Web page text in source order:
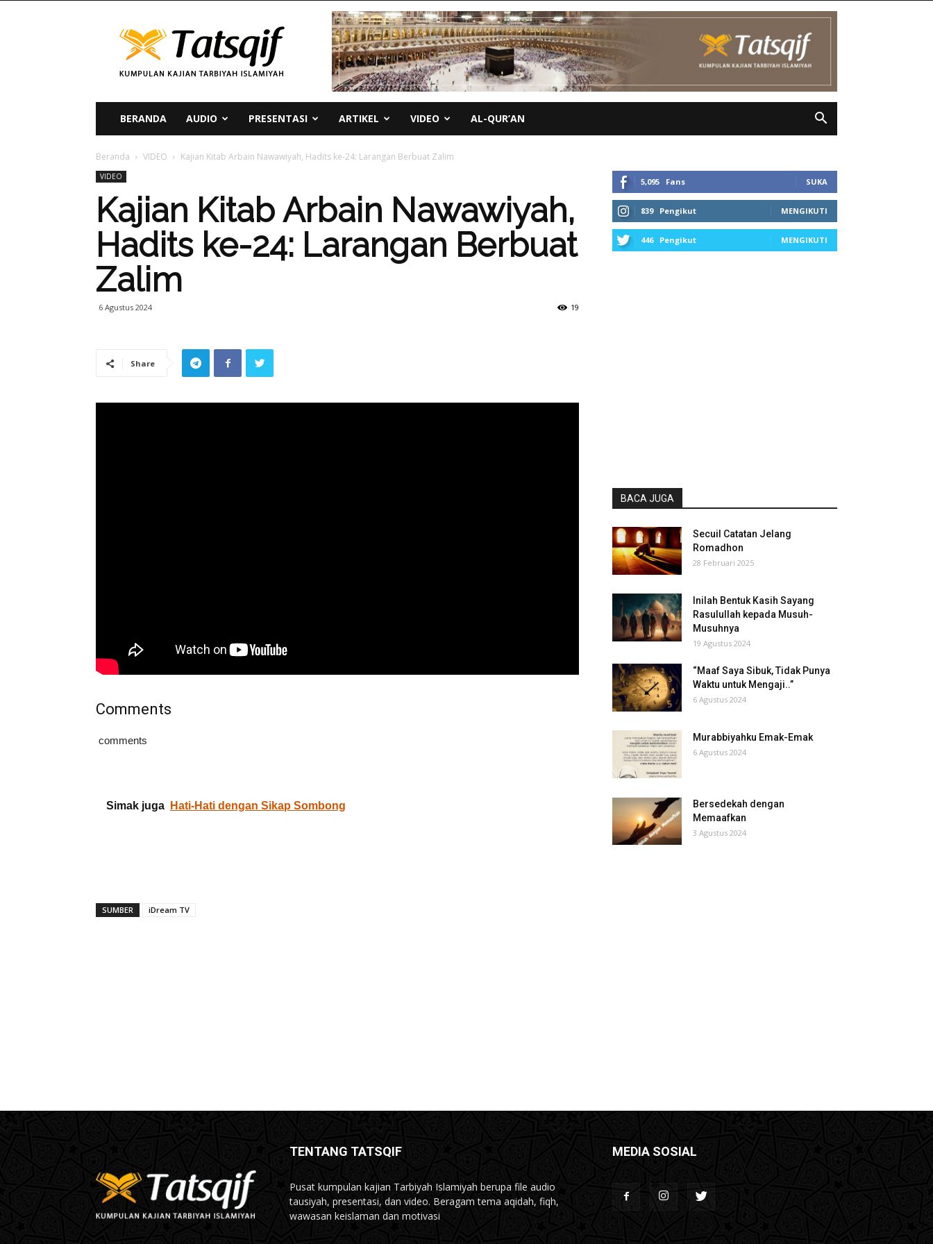
Tatsqif
BERANDA AUDIO PRESENTASI ARTIKEL VIDEO AL-QUR’AN
Beranda VIDEO Kajian Kitab Arbain Nawawiyah, Hadits ke-24: Larangan Berbuat Zalim
VIDEO
Kajian Kitab Arbain Nawawiyah,
Hadits ke-24: Larangan Berbuat
Zalim
6 Agustus 2024 19
Share
Comments
comments
Simak juga Hati-Hati dengan Sikap Sombong
SUMBER iDream TV
5,095 Fans SUKA
839 Pengikut MENGIKUTI
446 Pengikut MENGIKUTI
BACA JUGA
Secuil Catatan Jelang
Romadhon
28 Februari 2025
Inilah Bentuk Kasih Sayang
Rasulullah kepada Musuh-
Musuhnya
19 Agustus 2024
“Maaf Saya Sibuk, Tidak Punya
Waktu untuk Mengaji..”
6 Agustus 2024
Murabbiyahku Emak-Emak
6 Agustus 2024
Bersedekah dengan
Memaafkan
3 Agustus 2024
TENTANG TATSQIF
Pusat kumpulan kajian Tarbiyah Islamiyah berupa file audio
tausiyah, presentasi, dan video. Beragam tema aqidah, fiqh,
wawasan keislaman dan motivasi
MEDIA SOSIAL